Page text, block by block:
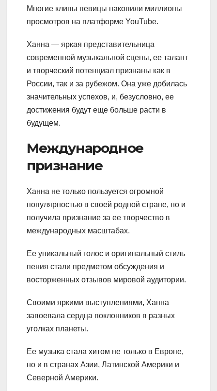
Многие клипы певицы накопили миллионы
просмотров на платформе YouTube.
Ханна — яркая представительница
современной музыкальной сцены, ее талант
и творческий потенциал признаны как в
России, так и за рубежом. Она уже добилась
значительных успехов, и, безусловно, ее
достижения будут еще больше расти в
будущем.
Международное
признание
Ханна не только пользуется огромной
популярностью в своей родной стране, но и
получила признание за ее творчество в
международных масштабах.
Ее уникальный голос и оригинальный стиль
пения стали предметом обсуждения и
восторженных отзывов мировой аудитории.
Своими яркими выступлениями, Ханна
завоевала сердца поклонников в разных
уголках планеты.
Ее музыка стала хитом не только в Европе,
но и в странах Азии, Латинской Америки и
Северной Америки.